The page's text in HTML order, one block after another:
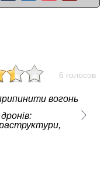
6 голосов
вогонь